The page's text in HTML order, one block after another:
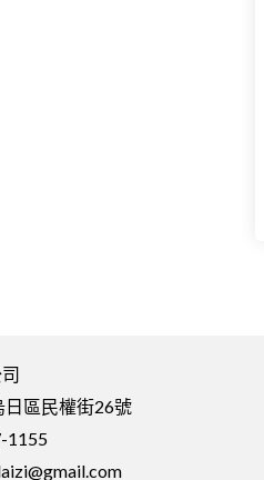
日區民權街26號
1155